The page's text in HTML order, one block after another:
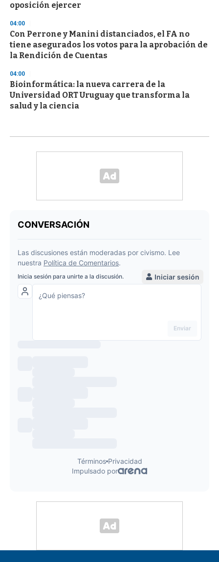
oposición ejercer
04:00
Con Perrone y Manini distanciados, el FA no
tiene asegurados los votos para la aprobación de
la Rendición de Cuentas
04:00
Bioinformática: la nueva carrera de la
Universidad ORT Uruguay que transforma la
salud y la ciencia